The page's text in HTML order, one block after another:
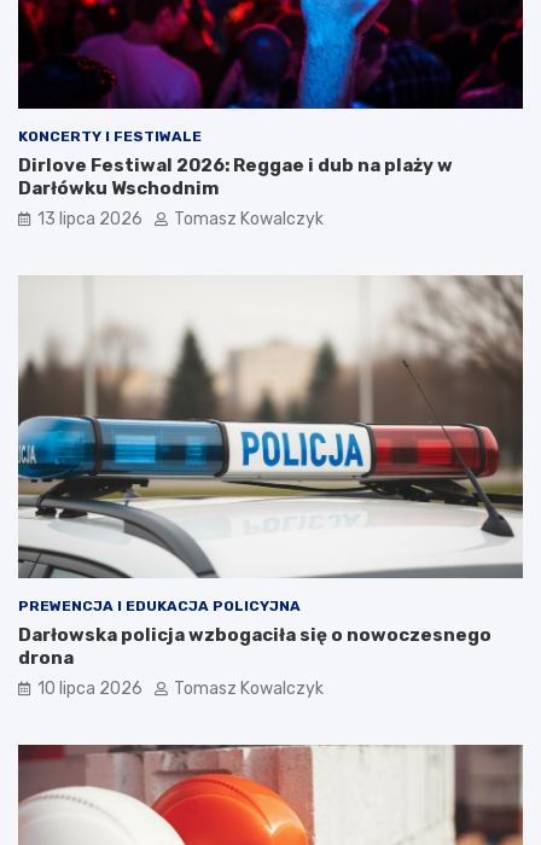
KONCERTY I FESTIWALE
Dirlove Festiwal 2026: Reggae i dub na plaży w
Darłówku Wschodnim
13 lipca 2026 Tomasz Kowalczyk
PREWENCJA I EDUKACJA POLICYJNA
Darłowska policja wzbogaciła się o nowoczesnego
drona
10 lipca 2026 Tomasz Kowalczyk